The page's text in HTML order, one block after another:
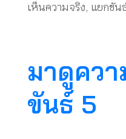
เห็นความจริง, แยกขัน
มาดูควา
ขันธ์ 5